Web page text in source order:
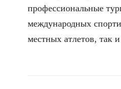
профессиональные
международных
местных атлетов, так